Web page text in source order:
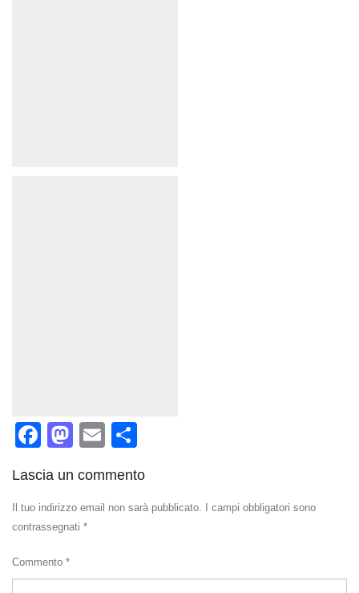
Facebook
Mastodon
Email
Lascia un commento
Il tuo indirizzo email non sarà pubblicato.
I campi obbligatori sono
contrassegnati *
Commento *